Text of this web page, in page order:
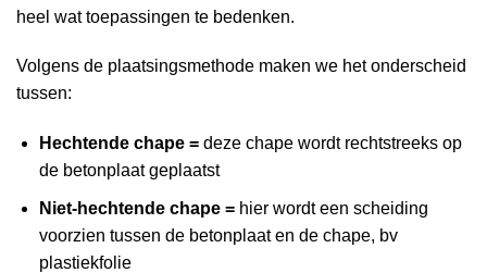
heel wat toepassingen te bedenken.
Volgens de plaatsingsmethode maken we het onderscheid
tussen:
Hechtende chape = deze chape wordt rechtstreeks op
de betonplaat geplaatst
Niet-hechtende chape = hier wordt een scheiding
voorzien tussen de betonplaat en de chape, bv
plastiekfolie